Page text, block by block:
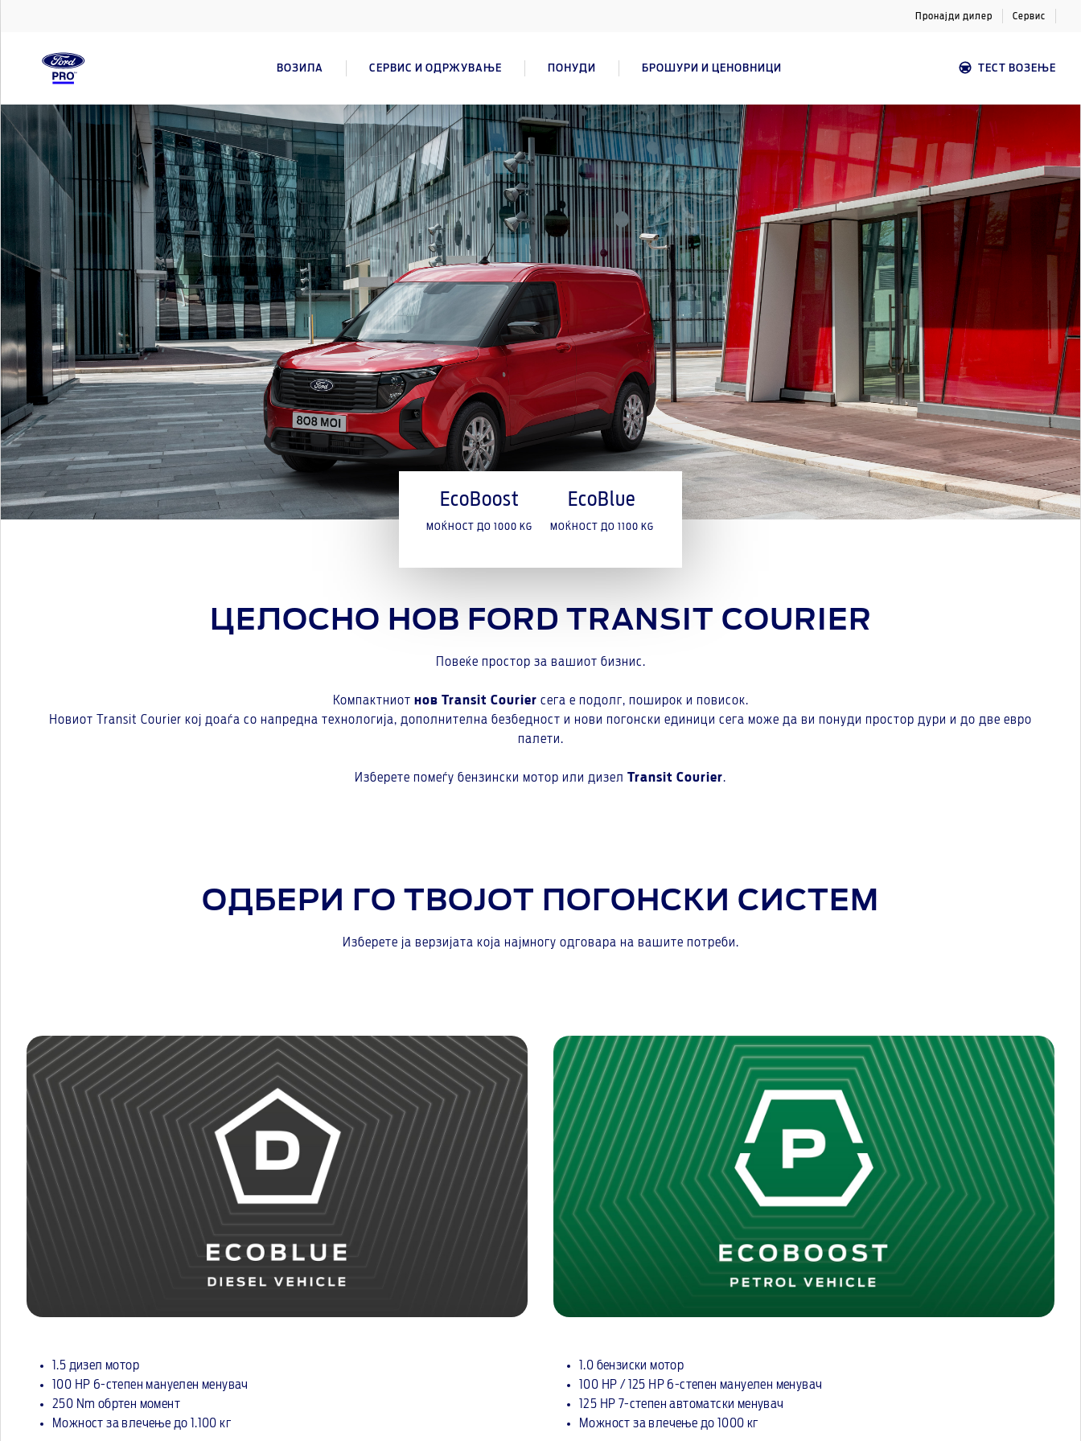
Пронајди дилер Сервис
ВОЗИЛА СЕРВИС И ОДРЖУВАЊЕ ПОНУДИ БРОШУРИ И ЦЕНОВНИЦИ ТЕСТ ВОЗЕЊЕ
EcoBoost
МОЌНОСТ ДО 1000 KG
EcoBlue
МОЌНОСТ ДО 1100 KG
ЦЕЛОСНО НОВ FORD TRANSIT COURIER
Повеќе простор за вашиот бизнис.
Компактниот нов Transit Courier сега е подолг, поширок и повисок.
Новиот Transit Courier кој доаѓа со напредна технологија, дополнителна безбедност и нови погонски единици сега може да ви понуди простор дури и до две евро
палети.
Изберете помеѓу бензински мотор или дизел Transit Courier.
ОДБЕРИ ГО ТВОЈОТ ПОГОНСКИ СИСТЕМ
Изберете ја верзијата која најмногу одговара на вашите потреби.
1.5 дизел мотор
100 HP 6-степен мануелен менувач
250 Nm обртен момент
Можност за влечење до 1.100 кг
1.0 бензиски мотор
100 HP / 125 HP 6-степен мануелен менувач
125 HP 7-степен автоматски менувач
Можност за влечење до 1000 кг